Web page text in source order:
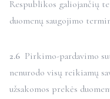
Respublikos galiojančių
duomenų saugojimo
2.6 Pirkimo-pardavimo
nenurodo visų reikiamų
užsakomos prekės